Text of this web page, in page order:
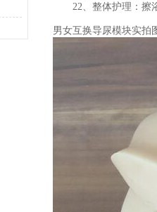
22、整体护理：擦
男女互换导尿模块实拍